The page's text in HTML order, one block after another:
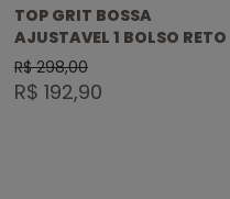
TOP GRIT BOSSA
AJUSTAVEL 1 BOLSO RETO
R$ 298,00
R$ 192,90